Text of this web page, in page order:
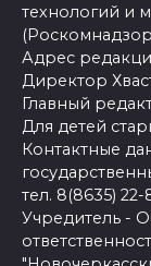
технологий и
Адрес
Директор
Главный
Для детей
Контактные
тел. 8(8635) 22-
Учредитель -